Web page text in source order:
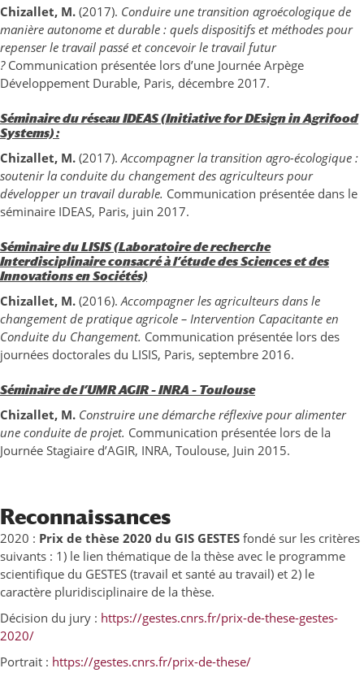
Chizallet, M. (2017). Conduire une transition agroécologique de
manière autonome et durable : quels dispositifs et méthodes pour
repenser le travail passé et concevoir le travail futur
?Communication présentée lors d’une Journée Arpège
Développement Durable, Paris, décembre 2017.
Séminaire du réseau IDEAS (Initiative for DEsign in Agrifood
Systems) :
Chizallet, M. (2017).Accompagner la transition agro-écologique :
soutenir la conduite du changement des agriculteurs pour
développer un travail durable. Communication présentée dans le
séminaire IDEAS, Paris, juin 2017.
Séminaire du LISIS (Laboratoire de recherche
Interdisciplinaire consacré à l’étude des Sciences et des
Innovations en Sociétés)
Chizallet, M. (2016).Accompagner les agriculteurs dans le
changement de pratique agricole – Intervention Capacitante en
Conduite du Changement. Communication présentée lors des
journées doctorales du LISIS, Paris, septembre 2016.
Séminaire de l’UMR AGIR – INRA – Toulouse
Chizallet, M. Construire une démarche réflexive pour alimenter
une conduite de projet. Communication présentée lors de la
Journée Stagiaire d’AGIR, INRA, Toulouse, Juin 2015.
Reconnaissances
2020 : Prix de thèse 2020 du GIS GESTES fondé sur les critères
suivants : 1) le lien thématique de la thèse avec le programme
scientifique du GESTES (travail et santé au travail) et 2) le
caractère pluridisciplinaire de la thèse.
Décision du jury : https://gestes.cnrs.fr/prix-de-these-gestes-
2020/
Portrait : https://gestes.cnrs.fr/prix-de-these/